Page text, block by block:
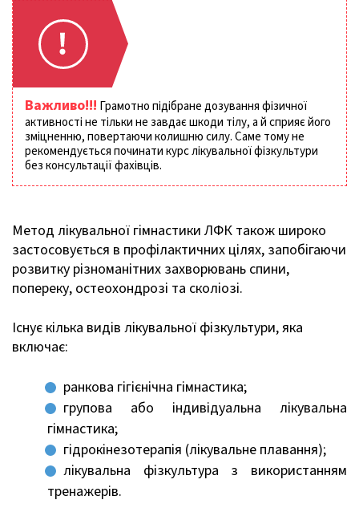
Важливо!!! Грамотно підібране дозування фізичної
активності не тільки не завдає шкоди тілу, а й сприяє його
зміцненню, повертаючи колишню силу. Саме тому не
рекомендується починати курс лікувальної фізкультури
без консультації фахівців.
Метод лікувальної гімнастики ЛФК також широко
застосовується в профілактичних цілях, запобігаючи
розвитку різноманітних захворювань спини,
попереку, остеохондрозі та сколіозі.
Існує кілька видів лікувальної фізкультури, яка
включає:
ранкова гігієнічна гімнастика;
групова або індивідуальна лікувальна
гімнастика;
гідрокінезотерапія (лікувальне плавання);
лікувальна фізкультура з використанням
тренажерів.